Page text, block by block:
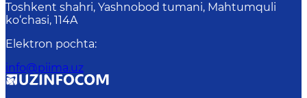
Toshkent shahri, Yashnobod tumani, Mahtumquli
ko‘chasi, 114A
Elektron pochta:
info@piima.uz